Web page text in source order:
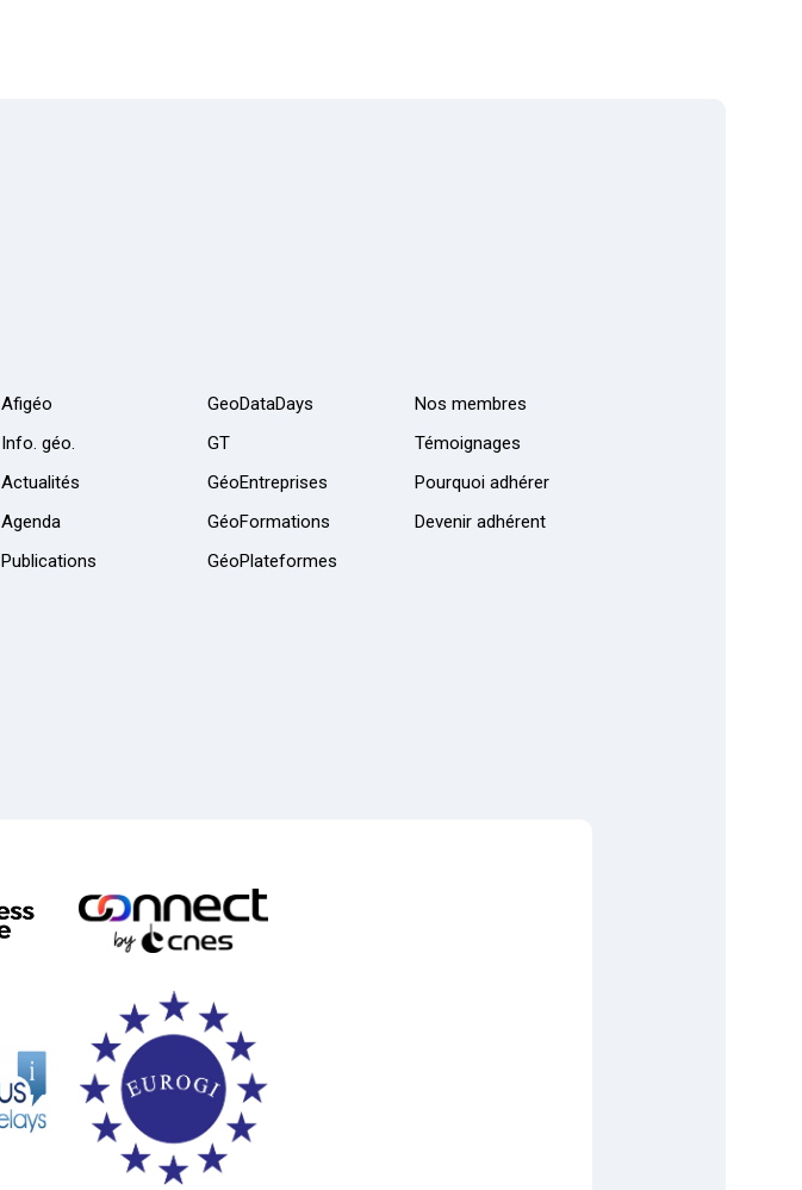
Afigéo
Info. géo.
Actualités
Agenda
Publications
GeoDataDays
GT
GéoEntreprises
GéoFormations
GéoPlateformes
Nos membres
Témoignages
Pourquoi adhérer
Devenir adhérent